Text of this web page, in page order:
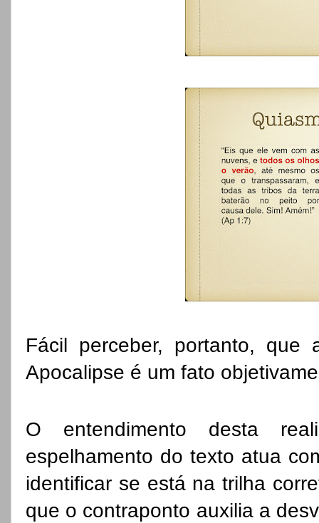
Fácil perceber, portanto,
Apocalipse é um fato
O entendimento desta
espelhamento do texto atua
identificar se está na trilha
que o contraponto auxilia a